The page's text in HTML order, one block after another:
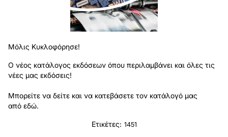
Μόλις Κυκλοφόρησε!
Ο νέος κατάλογος εκδόσεων όπου περιλαμβάνει και όλες τις
νέες μας εκδόσεις!
Μπορείτε να δείτε και να κατεβάσετε τον κατάλογό μας
από εδώ.
Ετικέτες: 1451